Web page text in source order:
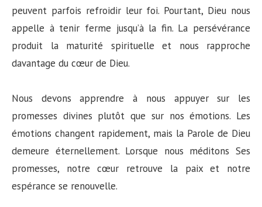
peuvent parfois refroidir leur foi. Pourtant, Dieu nous
appelle à tenir ferme jusqu’à la fin. La persévérance
produit la maturité spirituelle et nous rapproche
davantage du cœur de Dieu.
Nous devons apprendre à nous appuyer sur les
promesses divines plutôt que sur nos émotions. Les
émotions changent rapidement, mais la Parole de Dieu
demeure éternellement. Lorsque nous méditons Ses
promesses, notre cœur retrouve la paix et notre
espérance se renouvelle.